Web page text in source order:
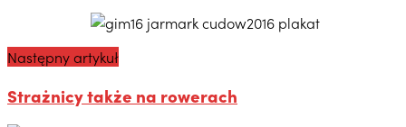
Następny artykuł
Strażnicy także na rowerach